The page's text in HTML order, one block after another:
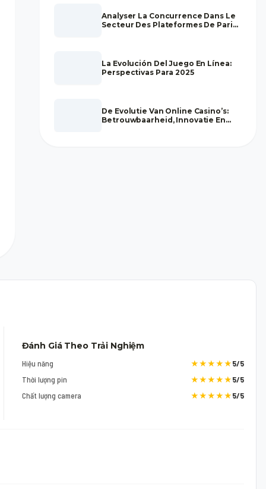
Analyser La Concurrence Dans Le
Secteur Des Plateformes De Paris
La Evolución Del Juego En Línea:
Perspectivas Para 2025
De Evolutie Van Online Casino’s:
Betrouwbaarheid, Innovatie En
Đánh Giá Theo Trải Nghiệm
Hiệu năng ★★★★★5/5
Thời lượng pin
★★★★★5/5
Chất lượng camera
★★★★★5/5